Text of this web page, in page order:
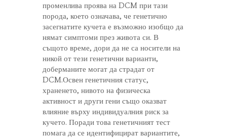
променлива проява на DCM при тази
порода, което означава, че генетично
засегнатите кучета е възможно изобщо да
нямат симптоми през живота си. В
същото време, дори да не са носители на
никой от тези генетични варианти,
доберманите могат да страдат от
DCM.Освен генетичния статус,
храненето, нивото на физическа
активност и други гени също оказват
влияние върху индивидуалния риск за
кучето. Поради това генетичният тест
помага да се идентифицират вариантите,